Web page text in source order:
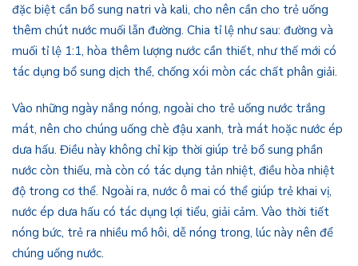
đặc biệt cần bổ sung natri và kali, cho nên cần cho trẻ uống
thêm chút nước muối lẫn đường. Chia tỉ lệ như sau: đường và
muối tỉ lệ 1:1, hòa thêm lượng nước cần thiết, như thế mới có
tác dụng bổ sung dịch thể, chống xói mòn các chất phân giải.
Vào những ngày nắng nóng, ngoài cho trẻ uống nước trắng
mát, nên cho chúng uống chè đậu xanh, trà mát hoặc nước ép
dưa hấu. Điều này không chỉ kịp thời giúp trẻ bổ sung phần
nước còn thiếu, mà còn có tác dụng tản nhiệt, điều hòa nhiệt
độ trong cơ thể. Ngoài ra, nước ô mai có thể giúp trẻ khai vị,
nước ép dưa hấu có tác dụng lợi tiểu, giải cảm. Vào thời tiết
nóng bức, trẻ ra nhiều mồ hôi, dễ nóng trong, lúc này nên để
chúng uống nước.